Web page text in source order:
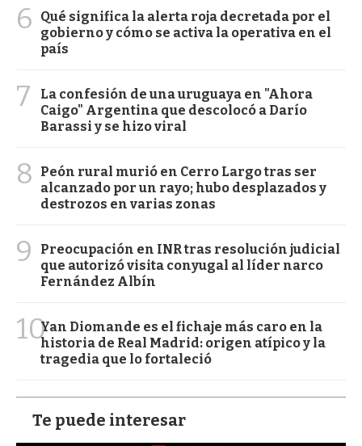
6
Qué significa la alerta roja decretada por el
gobierno y cómo se activa la operativa en el
país
7
La confesión de una uruguaya en "Ahora
Caigo" Argentina que descolocó a Darío
Barassi y se hizo viral
8
Peón rural murió en Cerro Largo tras ser
alcanzado por un rayo; hubo desplazados y
destrozos en varias zonas
9
Preocupación en INR tras resolución judicial
que autorizó visita conyugal al líder narco
Fernández Albín
10Yan Diomande es el fichaje más caro en la
historia de Real Madrid: origen atípico y la
tragedia que lo fortaleció
Te puede interesar